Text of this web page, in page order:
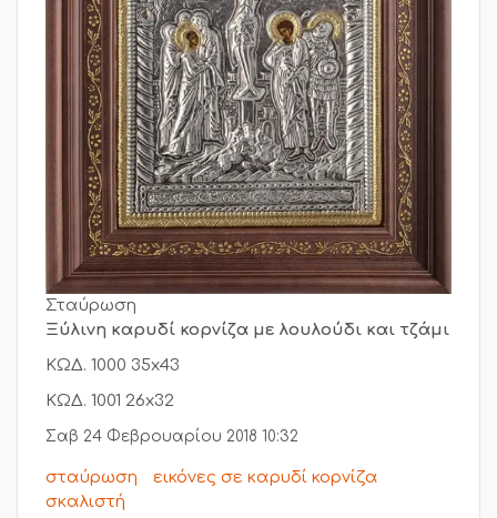
Σταύρωση
Ξύλινη καρυδί κορνίζα με λουλούδι και τζάμι
ΚΩΔ. 1000 35x43
ΚΩΔ. 1001 26x32
Σαβ 24 Φεβρουαρίου 2018 10:32
σταύρωση
εικόνες σε καρυδί κορνίζα
σκαλιστή